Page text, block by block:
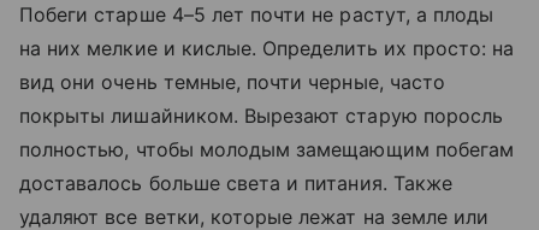
Побеги старше 4–5 лет почти не растут, а плоды
на них мелкие и кислые. Определить их просто: на
вид они очень темные, почти черные, часто
покрыты лишайником. Вырезают старую поросль
полностью, чтобы молодым замещающим побегам
доставалось больше света и питания. Также
удаляют все ветки, которые лежат на земле или